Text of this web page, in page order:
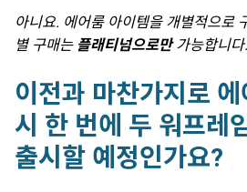
아니요. 에어룸 아이템을 개별적으로
별 구매는 플래티넘으로만가능합니다.
이전과 마찬가지로
시 한 번에 두 워프레
출시할 예정인가요?